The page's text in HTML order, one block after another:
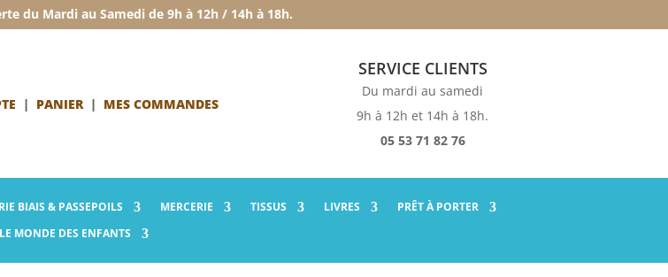
du Mardi au Samedi de 9h à 12h / 14h à 18h.
| PANIER | MES COMMANDES
SERVICE CLIENTS
Du mardi au samedi
9h à 12h et 14h à 18h.
05 53 71 82 76
BIAIS & PASSEPOILS MERCERIE TISSUS LIVRES
PRÊT À PORTER
LE MONDE DES ENFANTS